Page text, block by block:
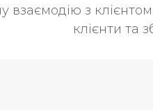
взаємодію з
клієнти та